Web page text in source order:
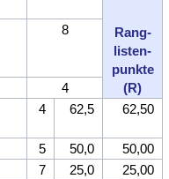
Rang­
listen­
punkte
(R)
8
4
4 62,5 62,50
5 50,0
50,00
7 25,0 25,00